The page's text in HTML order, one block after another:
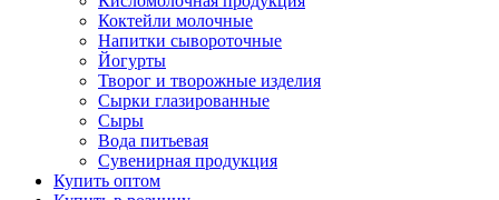
Коктейли молочные
Напитки сывороточные
Йогурты
Творог и творожные изделия
Сырки глазированные
Сыры
Вода питьевая
Сувенирная продукция
Купить оптом